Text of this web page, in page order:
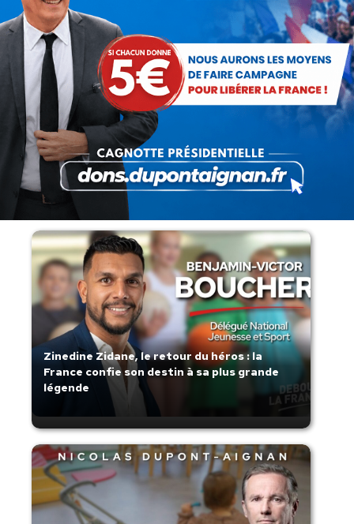
Lorsque tout flambe et que l’État
s’affaisse.
Zinedine Zidane, le retour du héros : la
France confie son destin à sa plus grande
légende